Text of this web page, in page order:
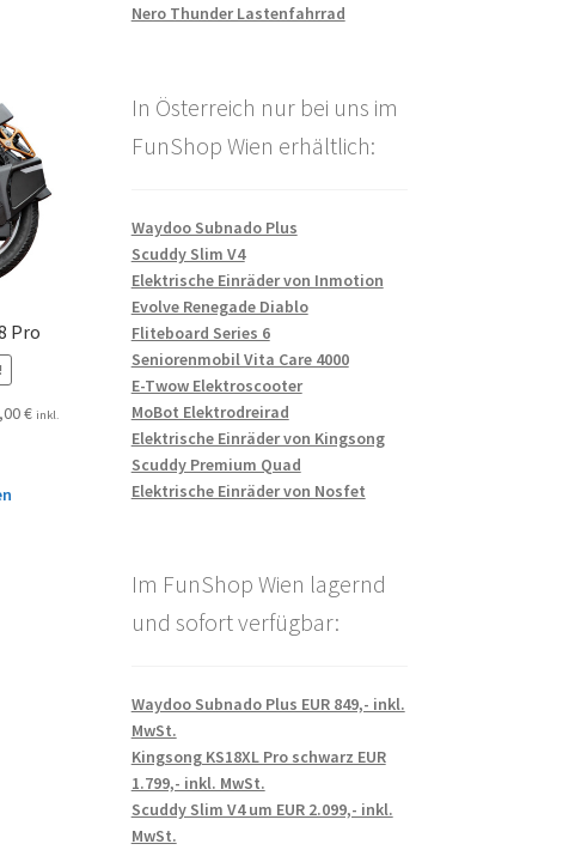
Pro
€ inkl.
Nero Thunder Lastenfahrrad
In Österreich nur bei uns im
FunShop Wien erhältlich:
Waydoo Subnado Plus
Scuddy Slim V4
Elektrische Einräder von Inmotion
Evolve Renegade Diablo
Fliteboard Series 6
Seniorenmobil Vita Care 4000
E-Twow Elektroscooter
MoBot Elektrodreirad
Elektrische Einräder von Kingsong
Scuddy Premium Quad
Elektrische Einräder von Nosfet
Im FunShop Wien lagernd
und sofort verfügbar:
Waydoo Subnado Plus EUR 849,- inkl.
MwSt.
Kingsong KS18XL Pro schwarz EUR
1.799,- inkl. MwSt.
Scuddy Slim V4 um EUR 2.099,- inkl.
MwSt.